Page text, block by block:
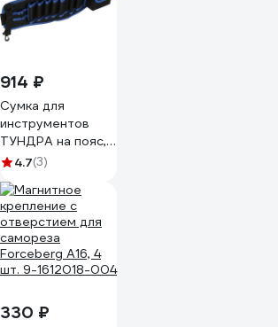
914 ₽
Сумка для
инструментов
ТУНДРА на пояс,
80 - 120 см, 9
для оснастки
3652952
4.7(3)
330 ₽